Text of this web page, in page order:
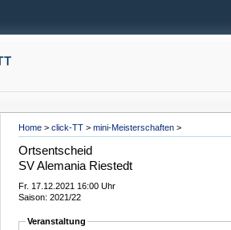
Home > click-TT > mini-Meisterschaften >
Ortsentscheid
SV Alemania Riestedt
Fr. 17.12.2021 16:00 Uhr
Saison: 2021/22
Veranstaltung